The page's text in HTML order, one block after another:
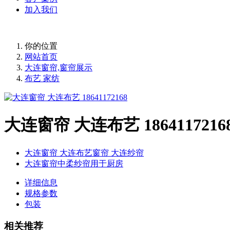
加入我们
你的位置
网站首页
大连窗帘,窗帘展示
布艺 家纺
大连窗帘 大连布艺
大连窗帘 大连布艺窗帘 大连纱帘
大连窗帘中柔纱帘用于厨房
详细信息
规格参数
包装
相关推荐